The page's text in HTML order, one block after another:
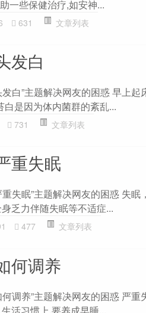
一些保健治疗,如安神...
631 文章列表
发白
白”主题解决网友的困惑 早上
是因为体内菌群的紊乱...
731 文章列表
重失眠
失眠”主题解决网友的困惑 失
乏力伴随失眠等不适症...
477 文章列表
何调养
调养”主题解决网友的困惑 严
活习惯上,要养成早睡...